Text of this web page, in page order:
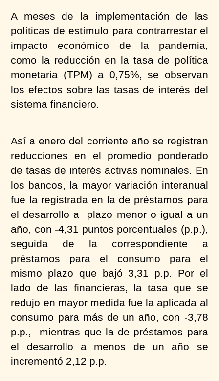
A meses de la implementación de las
políticas de estímulo para contrarrestar el
impacto económico de la pandemia,
como la reducción en la tasa de política
monetaria (TPM) a 0,75%, se observan
los efectos sobre las tasas de interés del
sistema financiero.
Así a enero del corriente año se registran
reducciones en el promedio ponderado
de tasas de interés activas nominales. En
los bancos, la mayor variación interanual
fue la registrada en la de préstamos para
el desarrollo a plazo menor o igual a un
año, con -4,31 puntos porcentuales (p.p.),
seguida de la correspondiente a
préstamos para el consumo para el
mismo plazo que bajó 3,31 p.p. Por el
lado de las financieras, la tasa que se
redujo en mayor medida fue la aplicada al
consumo para más de un año, con -3,78
p.p., mientras que la de préstamos para
el desarrollo a menos de un año se
incrementó 2,12 p.p.